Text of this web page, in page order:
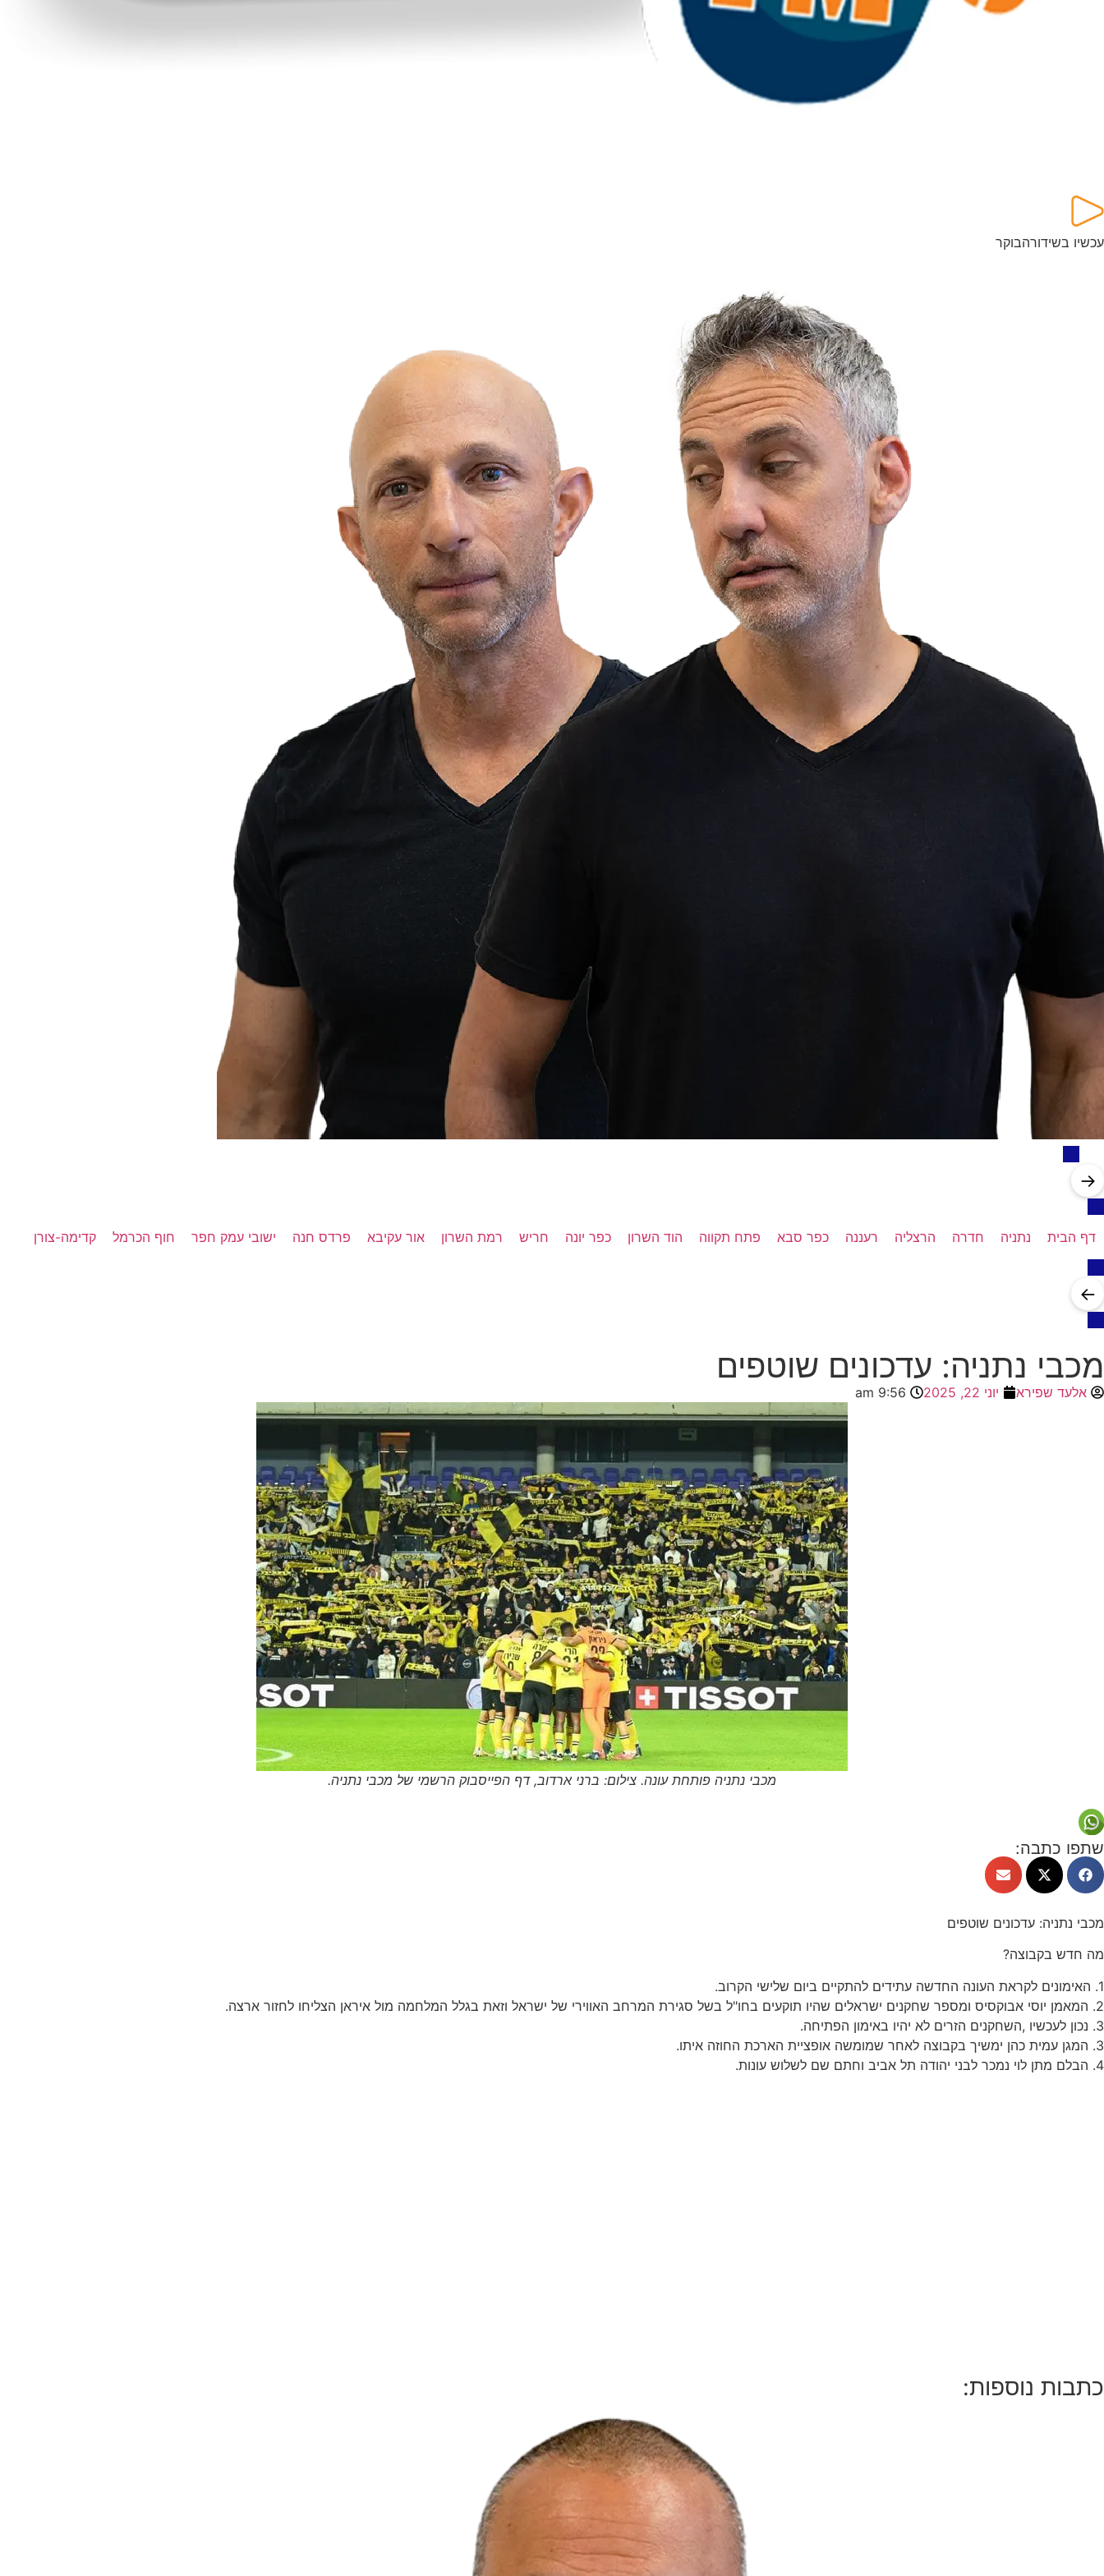
עכשיו בשידורהבוקר
→
דף הבית נתניה חדרה הרצליה רעננה כפר סבא פתח תקווה הוד השרון כפר יונה חריש רמת השרון אור עקיבא פרדס חנה ישובי עמק חפר חוף הכרמל קדימה-צורן
←
מכבי נתניה: עדכונים שוטפים
אלעד שפירא יוני 22, 2025 9:56 am
מכבי נתניה פותחת עונה. צילום: ברני ארדוב, דף הפייסבוק הרשמי של מכבי נתניה.
שתפו כתבה:
מכבי נתניה: עדכונים שוטפים
מה חדש בקבוצה?
1. האימונים לקראת העונה החדשה עתידים להתקיים ביום שלישי הקרוב.
2. המאמן יוסי אבוקסיס ומספר שחקנים ישראלים שהיו תוקעים בחו"ל בשל סגירת המרחב האווירי של ישראל וזאת בגלל המלחמה מול איראן הצליחו לחזור ארצה.
3. נכון לעכשיו ,השחקנים הזרים לא יהיו באימון הפתיחה.
3. המגן עמית כהן ימשיך בקבוצה לאחר שמומשה אופציית הארכת החוזה איתו.
4. הבלם מתן לוי נמכר לבני יהודה תל אביב וחתם שם לשלוש עונות.
כתבות נוספות: